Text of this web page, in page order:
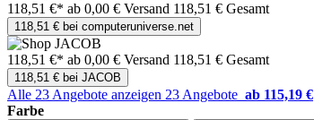
118,51 €* ab 0,00 € Versand 118,51 € Gesamt
118,51 € bei computeruniverse.net
118,51 €* ab 0,00 € Versand 118,51 € Gesamt
118,51 € bei JACOB
Alle 23 Angebote anzeigen 23 Angebote ab 115,19 €
Farbe